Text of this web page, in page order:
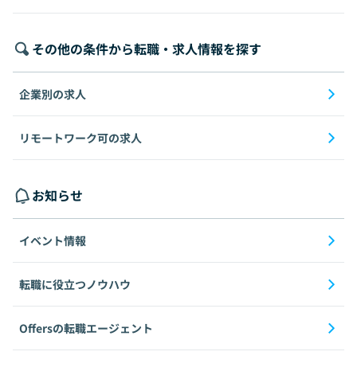
その他の条件から転職・求人情報を探す
企業別の求人
リモートワーク可の求人
お知らせ
イベント情報
転職に役立つノウハウ
Offersの転職エージェント